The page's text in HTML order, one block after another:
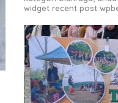
widget recent post